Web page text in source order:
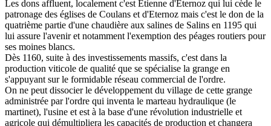
Les dons affluent, localement c'est Etienne d'Eternoz qui lui cède le
patronage des églises de Coulans et d'Eternoz mais c'est le don de la
quatrième partie d'une chaudière aux salines de Salins en 1195 qui
lui assure l'avenir et notamment l'exemption des péages routiers pour
ses moines blancs.
Dès 1160, suite à des investissements massifs, c'est dans la
production viticole de qualité que se spécialise la grange en
s'appuyant sur le formidable réseau commercial de l'ordre.
On ne peut dissocier le développement du village de cette grange
administrée par l'ordre qui inventa le marteau hydraulique (le
martinet), l'usine et est à la base d'une révolution industrielle et
agricole qui démultipliera les capacités de production et changera